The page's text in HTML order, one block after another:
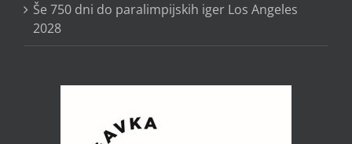
Še 750 dni do paralimpijskih iger Los Angeles
2028